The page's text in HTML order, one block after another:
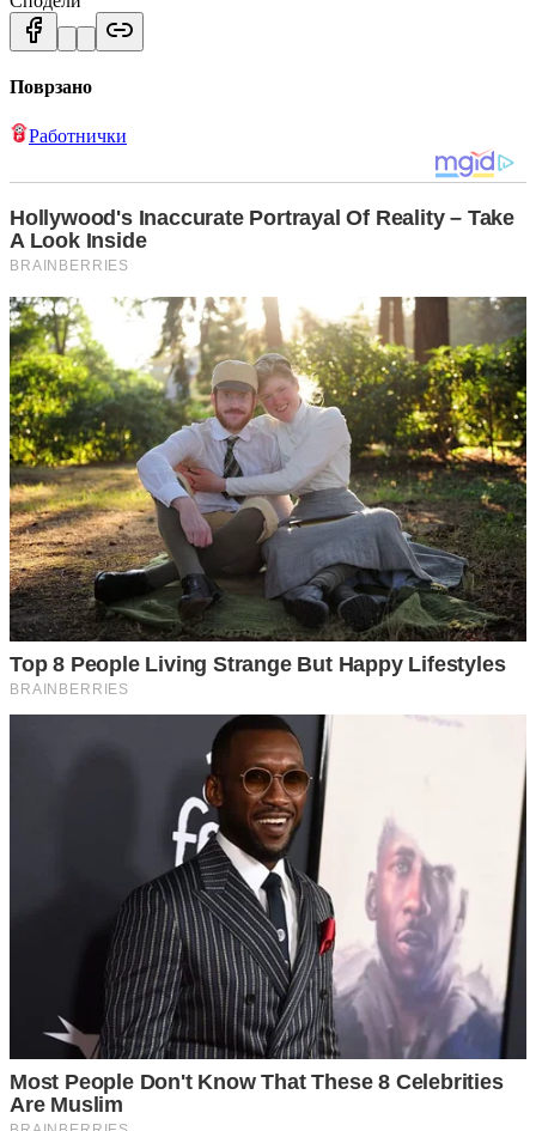
Поврзано
Работнички